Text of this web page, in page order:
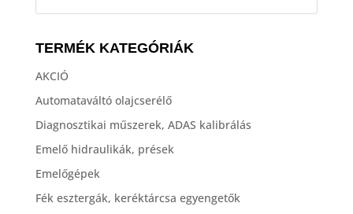
TERMÉK KATEGÓRIÁK
AKCIÓ
Automataváltó olajcserélő
Diagnosztikai műszerek, ADAS kalibrálás
Emelő hidraulikák, prések
Emelőgépek
Fék esztergák, keréktárcsa egyengetők